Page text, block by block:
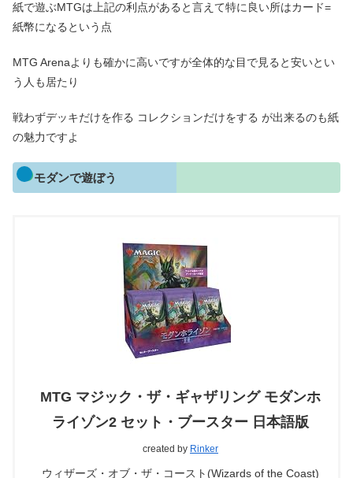
紙で遊ぶMTGは上記の利点があると言えて特に良い所はカード=
紙幣になるという点
MTG Arenaよりも確かに高いですが全体的な目で見ると安いとい
う人も居たり
戦わずデッキだけを作る コレクションだけをする が出来るのも紙
の魅力ですよ
モダンで遊ぼう
MTG マジック・ザ・ギャザリング モダンホ
ライゾン2 セット・ブースター 日本語版
created by Rinker
ウィザーズ・オブ・ザ・コースト(Wizards of the Coast)